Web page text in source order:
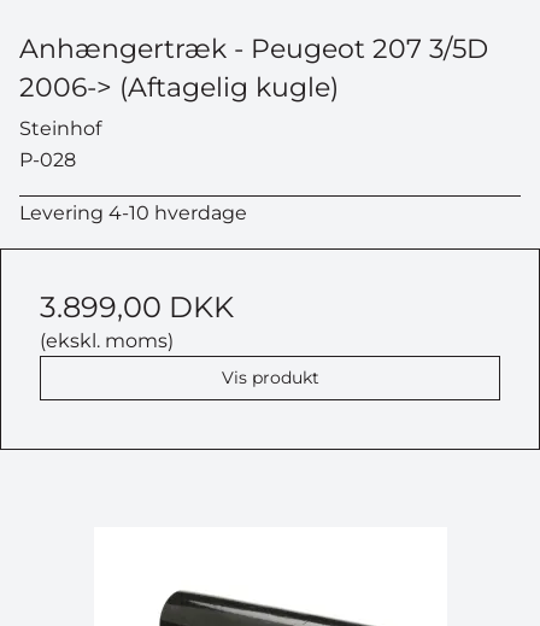
Anhængertræk - Peugeot 207 3/5D
2006-> (Aftagelig kugle)
Steinhof
P-028
Levering 4-10 hverdage
3.899,00 DKK
(ekskl. moms)
Vis produkt